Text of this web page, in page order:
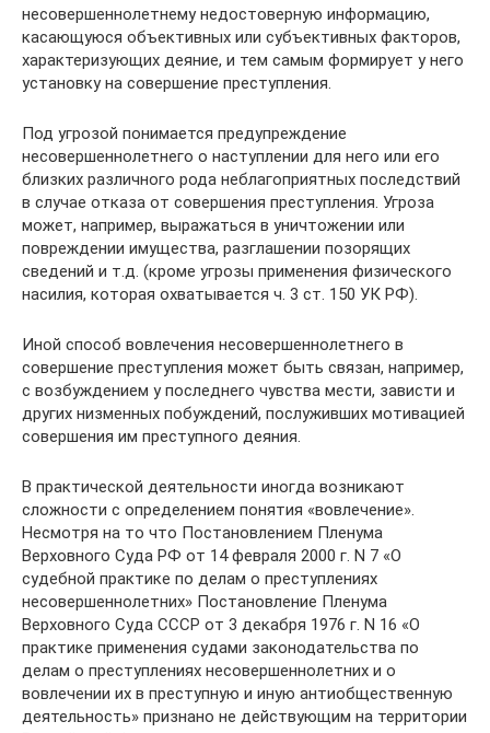
несовершеннолетнему недостоверную информацию,
касающуюся объективных или субъективных факторов,
характеризующих деяние, и тем самым формирует у него
установку на совершение преступления.
Под угрозой понимается предупреждение
несовершеннолетнего о наступлении для него или его
близких различного рода неблагоприятных последствий
в случае отказа от совершения преступления. Угроза
может, например, выражаться в уничтожении или
повреждении имущества, разглашении позорящих
сведений и т.д. (кроме угрозы применения физического
насилия, которая охватывается ч. 3 ст. 150 УК РФ).
Иной способ вовлечения несовершеннолетнего в
совершение преступления может быть связан, например,
с возбуждением у последнего чувства мести, зависти и
других низменных побуждений, послуживших мотивацией
совершения им преступного деяния.
В практической деятельности иногда возникают
сложности с определением понятия «вовлечение».
Несмотря на то что Постановлением Пленума
Верховного Суда РФ от 14 февраля 2000 г. N 7 «О
судебной практике по делам о преступлениях
несовершеннолетних» Постановление Пленума
Верховного Суда СССР от 3 декабря 1976 г. N 16 «О
практике применения судами законодательства по
делам о преступлениях несовершеннолетних и о
вовлечении их в преступную и иную антиобщественную
деятельность» признано не действующим на территории